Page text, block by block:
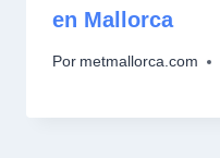
en Mallorca
Por metmallorca.com